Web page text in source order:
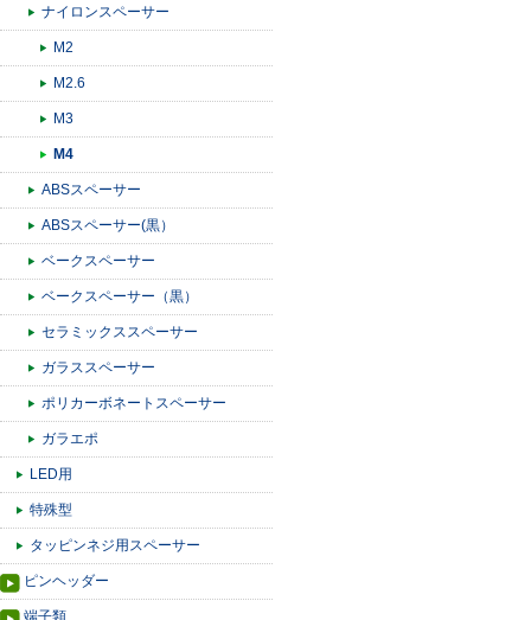
ナイロンスペーサー
M2
M2.6
M3
M4
ABSスペーサー
ABSスペーサー(黒）
ベークスペーサー
ベークスペーサー（黒）
セラミックススペーサー
ガラススペーサー
ポリカーボネートスペーサー
ガラエポ
LED用
特殊型
タッピンネジ用スペーサー
ピンヘッダー
端子類